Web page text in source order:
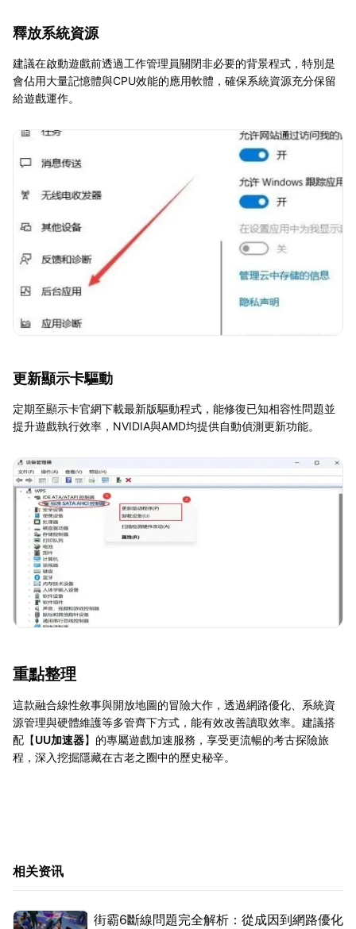
釋放系統資源
建議在啟動遊戲前透過工作管理員關閉非必要的背景程式，特別是
會佔用大量記憶體與CPU效能的應用軟體，確保系統資源充分保留
給遊戲運作。
更新顯示卡驅動
定期至顯示卡官網下載最新版驅動程式，能修復已知相容性問題並
提升遊戲執行效率，NVIDIA與AMD均提供自動偵測更新功能。
重點整理
這款融合線性敘事與開放地圖的冒險大作，透過網路優化、系統資
源管理與硬體維護等多管齊下方式，能有效改善讀取效率。建議搭
配【UU加速器】的專屬遊戲加速服務，享受更流暢的考古探險旅
程，深入挖掘隱藏在古老之圈中的歷史秘辛。
相关资讯
街霸6斷線問題完全解析：從成因到網路優化